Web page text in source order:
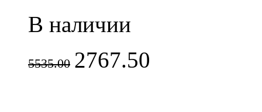
В наличии
5535.00 2767.50